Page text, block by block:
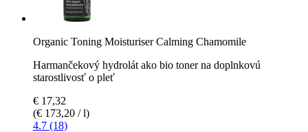
Organic Toning Moisturiser Calming Chamomile
Harmančekový hydrolát ako bio toner na doplnkovú
starostlivosť o pleť
€ 17,32
(€ 173,20 / l)
4.7 (18)